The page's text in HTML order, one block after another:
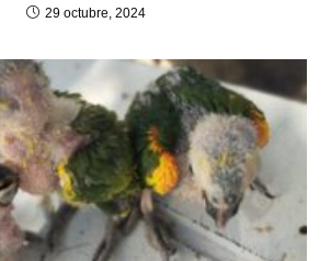
29 octubre, 2024